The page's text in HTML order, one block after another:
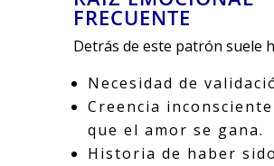
FRECUENTE
Detrás de este patrón suele
Necesidad de
Creencia inconsciente
que el amor se gana.
Historia de haber